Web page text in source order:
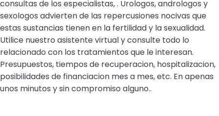
consultas de los especialistas, . Urologos, andrologos y
sexologos advierten de las repercusiones nocivas que
estas sustancias tienen en la fertilidad y la sexualidad.
Utilice nuestro asistente virtual y consulte todo lo
relacionado con los tratamientos que le interesan.
Presupuestos, tiempos de recuperacion, hospitalizacion,
posibilidades de financiacion mes a mes, etc. En apenas
unos minutos y sin compromiso alguno..